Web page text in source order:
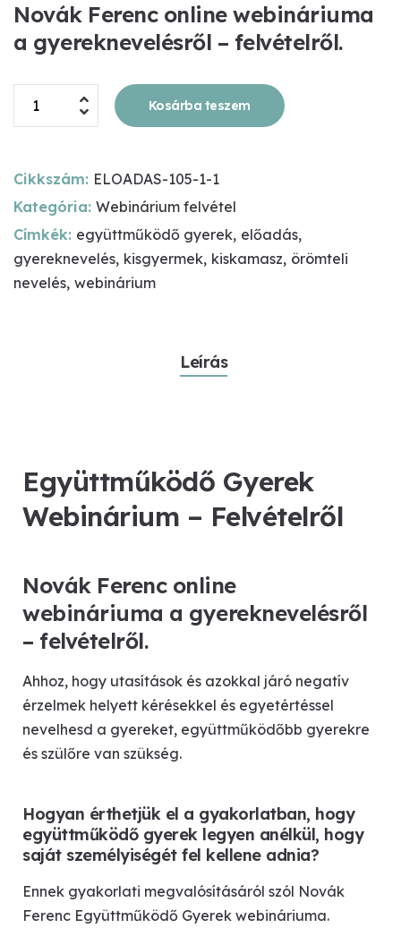
Novák Ferenc onlinewebináriuma
a gyereknevelésről – felvételről.
Együttműködő
mennyiség
Kosárba teszem
Cikkszám: ELOADAS-105-1-1
Kategória: Webinárium felvétel
Címkék: együttműködő gyerek, előadás,
gyereknevelés, kisgyermek, kiskamasz, örömteli
nevelés, webinárium
Leírás
Együttműködő Gyerek
Webinárium – Felvételről
Novák Ferenc online
webináriuma a gyereknevelésről
– felvételről.
Ahhoz, hogy utasítások és azokkal járó negatív
érzelmek helyett kérésekkel és egyetértéssel
nevelhesd a gyereket, együttműködőbb gyerekre
és szülőre van szükség.
Hogyan érthetjük el a gyakorlatban, hogy
együttműködő gyerek legyen anélkül, hogy
saját személyiségét fel kellene adnia?
Ennek gyakorlati megvalósításáról szól Novák
Ferenc Együttműködő Gyerek webináriuma.